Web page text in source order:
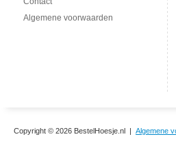
Algemene voorwaarden
Copyright © 2026 BestelHoesje.nl | Algemene